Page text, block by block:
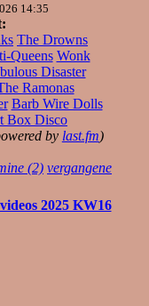
14:35
The Drowns
Queens Wonk
Disaster
Ramonas
Barb Wire Dolls
Box Disco
by last.fm)
(2) vergangene
2025 KW16